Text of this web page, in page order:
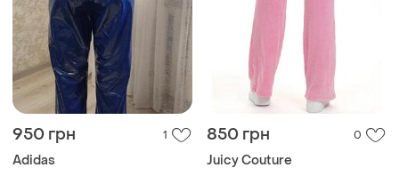
950 грн 1
Adidas
850 грн 0
Juicy Couture